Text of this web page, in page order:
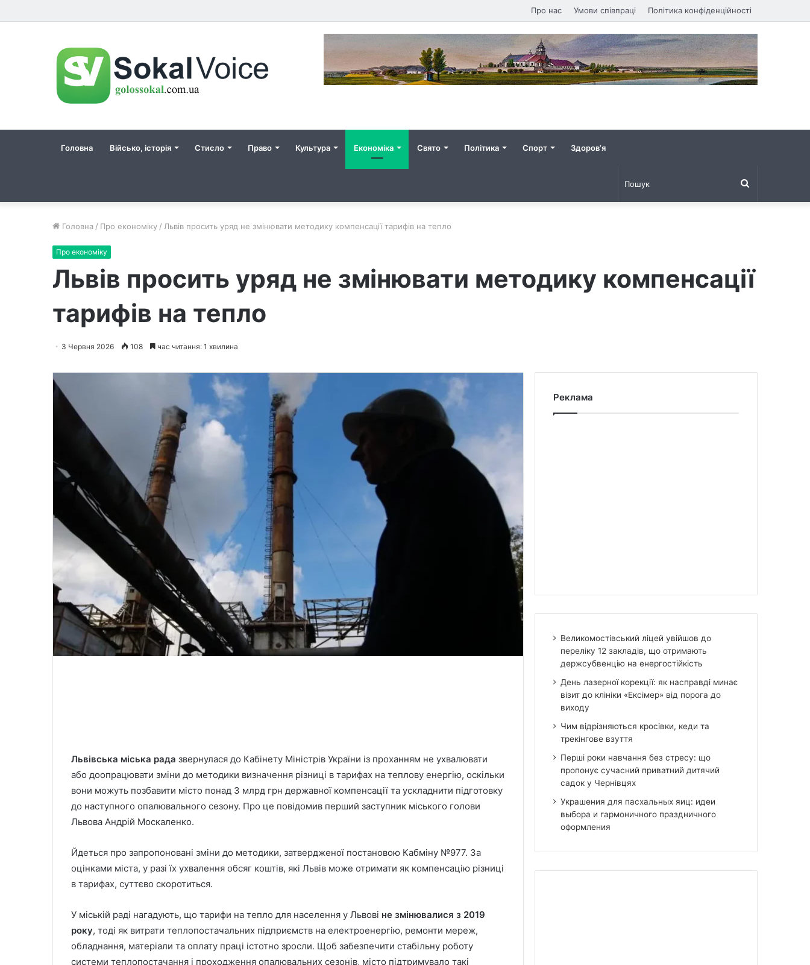
Про нас Умови співпраці Політика конфіденційності
Головна Військо, історія Стисло Право Культура Економіка Свято Політика Спорт Здоров’я
Головна / Про економіку / Львів просить уряд не змінювати методику компенсації тарифів на тепло
Про економіку
Львів просить уряд не змінювати методику компенсації
тарифів на тепло
3 Червня 2026 108 час читання: 1 хвилина
Львівська міська рада звернулася до Кабінету Міністрів України із проханням не ухвалювати
або доопрацювати зміни до методики визначення різниці в тарифах на теплову енергію, оскільки
вони можуть позбавити місто понад 3 млрд грн державної компенсації та ускладнити підготовку
до наступного опалювального сезону. Про це повідомив перший заступник міського голови
Львова Андрій Москаленко.
Йдеться про запропоновані зміни до методики, затвердженої постановою Кабміну №977. За
оцінками міста, у разі їх ухвалення обсяг коштів, які Львів може отримати як компенсацію різниці
в тарифах, суттєво скоротиться.
У міській раді нагадують, що тарифи на тепло для населення у Львові не змінювалися з 2019
року, тоді як витрати теплопостачальних підприємств на електроенергію, ремонти мереж,
обладнання, матеріали та оплату праці істотно зросли. Щоб забезпечити стабільну роботу
системи теплопостачання і проходження опалювальних сезонів, місто підтримувало такі
Реклама
Великомостівський ліцей увійшов до
переліку 12 закладів, що отримають
держсубвенцію на енергостійкість
День лазерної корекції: як насправді минає
візит до клініки «Ексімер» від порога до
виходу
Чим відрізняються кросівки, кеди та
трекінгове взуття
Перші роки навчання без стресу: що
пропонує сучасний приватний дитячий
садок у Чернівцях
Украшения для пасхальных яиц: идеи
выбора и гармоничного праздничного
оформления